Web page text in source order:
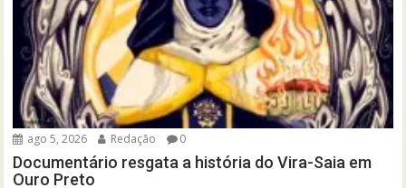
ago 5, 2026 Redação 0
Documentário resgata a história do Vira-Saia em
Ouro Preto